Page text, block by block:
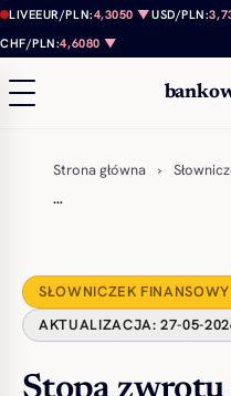
Przejdź do treści
LIVEEUR/PLN:4,3050 ▼USD/PLN:
CHF/PLN:4,6080 ▼
Strona główna ›
…
SŁOWNICZEK FINANSOWY
AKTUALIZACJA: 27-05-